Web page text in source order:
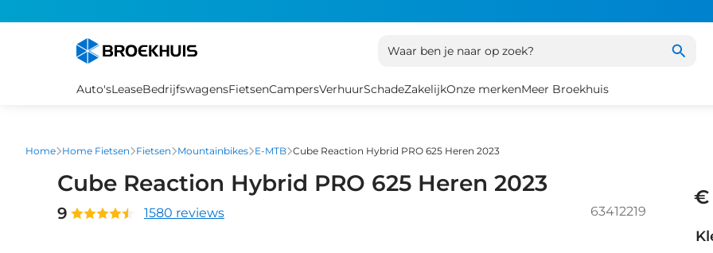
Waar ben je naar op zoek?
Auto'sLeaseBedrijfswagensFietsenCampersVerhuurSchadeZakelijkOnze merkenMeer Broekhuis
Home Home Fietsen Fietsen Mountainbikes E-MTB Cube Reaction Hybrid PRO 625 Heren 2023
Cube Reaction Hybrid PRO 625 Heren 2023
9 1580 reviews 63412219
€